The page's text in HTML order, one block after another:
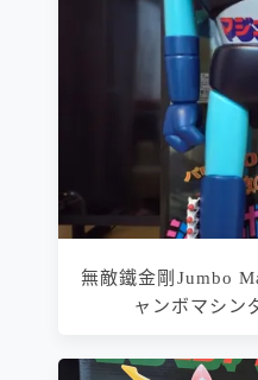
無敵鐵金剛Jumbo
ャンボマシン